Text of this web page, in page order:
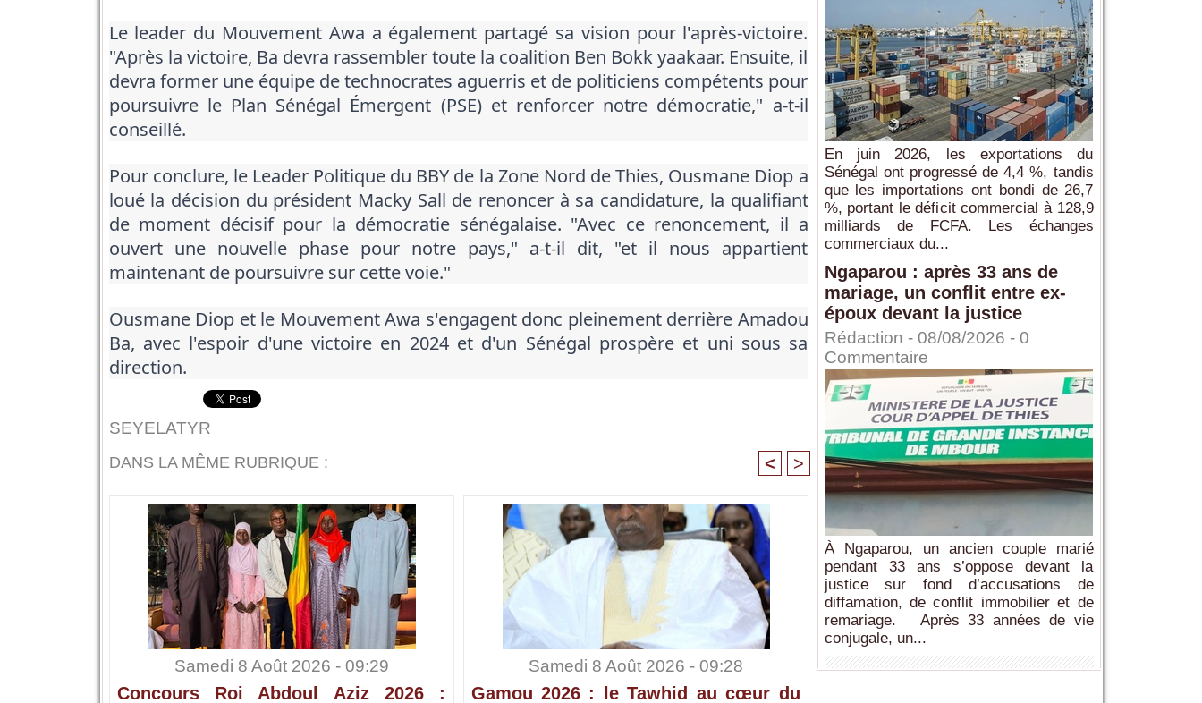
Le leader du Mouvement Awa a également partagé sa vision pour l'après-victoire.
"Après la victoire, Ba devra rassembler toute la coalition Ben Bokk yaakaar. Ensuite, il
devra former une équipe de technocrates aguerris et de politiciens compétents pour
poursuivre le Plan Sénégal Émergent (PSE) et renforcer notre démocratie," a-t-il
conseillé.
Pour conclure, le Leader Politique du BBY de la Zone Nord de Thies, Ousmane Diop a
loué la décision du président Macky Sall de renoncer à sa candidature, la qualifiant
de moment décisif pour la démocratie sénégalaise. "Avec ce renoncement, il a
ouvert une nouvelle phase pour notre pays," a-t-il dit, "et il nous appartient
maintenant de poursuivre sur cette voie."
Ousmane Diop et le Mouvement Awa s'engagent donc pleinement derrière Amadou
Ba, avec l'espoir d'une victoire en 2024 et d'un Sénégal prospère et uni sous sa
direction.
SEYELATYR
DANS LA MÊME RUBRIQUE : < >
Samedi 8 Août 2026 - 09:29
Concours Roi Abdoul Aziz 2026 :
Samedi 8 Août 2026 - 09:28
Gamou 2026 : le Tawhid au cœur du
En juin 2026, les exportations du
Sénégal ont progressé de 4,4 %, tandis
que les importations ont bondi de 26,7
%, portant le déficit commercial à 128,9
milliards de FCFA. Les échanges
commerciaux du...
Ngaparou : après 33 ans de
mariage, un conflit entre ex-
époux devant la justice
Rédaction - 08/08/2026 - 0
Commentaire
À Ngaparou, un ancien couple marié
pendant 33 ans s’oppose devant la
justice sur fond d’accusations de
diffamation, de conflit immobilier et de
remariage. Après 33 années de vie
conjugale, un...